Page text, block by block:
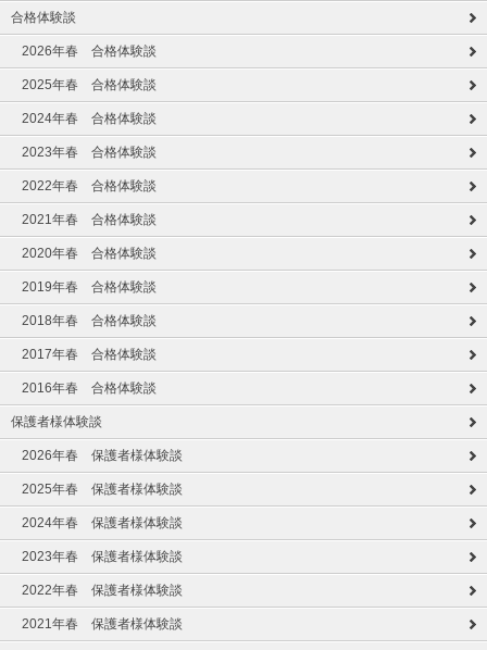
合格体験談
2026年春 合格体験談
2025年春 合格体験談
2024年春 合格体験談
2023年春 合格体験談
2022年春 合格体験談
2021年春 合格体験談
2020年春 合格体験談
2019年春 合格体験談
2018年春 合格体験談
2017年春 合格体験談
2016年春 合格体験談
保護者様体験談
2026年春 保護者様体験談
2025年春 保護者様体験談
2024年春 保護者様体験談
2023年春 保護者様体験談
2022年春 保護者様体験談
2021年春 保護者様体験談